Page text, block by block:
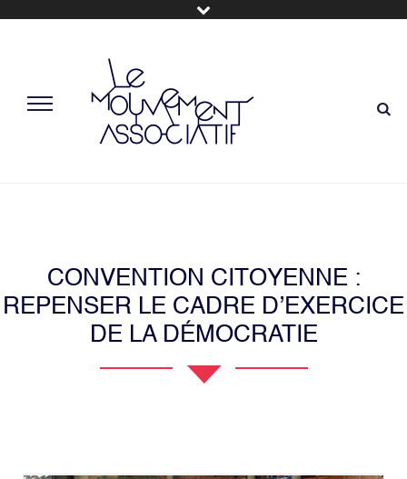
CONVENTION CITOYENNE :
REPENSER LE CADRE D’EXERCICE
DE LA DÉMOCRATIE